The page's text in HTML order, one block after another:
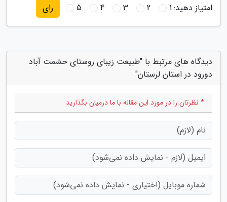
امتیاز دهید:1
2
3
4
5 رای
دیدگاه های مرتبط با "طبیعت زیبای روستای حشمت آباد
دورود در استان لرستان"
* نظرتان را در مورد این مقاله با ما درمیان بگذارید